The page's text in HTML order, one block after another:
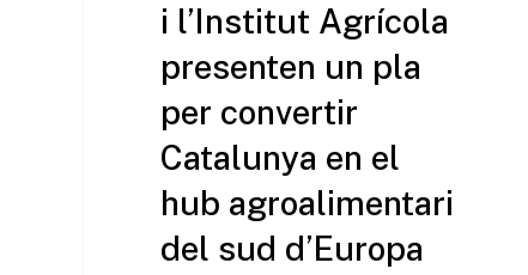
i l’Institut Agrícola
presenten un pla
per convertir
Catalunya en el
hub agroalimentari
del sud d’Europa